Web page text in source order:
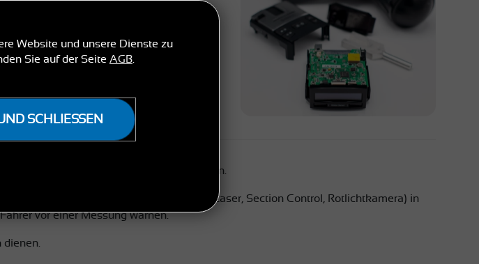
Website und unsere Dienste zu
Sie auf der Seite AGB
SCHLIESSEN
Artikel
. Aber nach welchem
Radarwarnern und Störsystemen erklären.
von Messgeräten (Radare, Laser, Section Control, Rotlichtkamera) in
vor einer Messung warnen.
dienen.